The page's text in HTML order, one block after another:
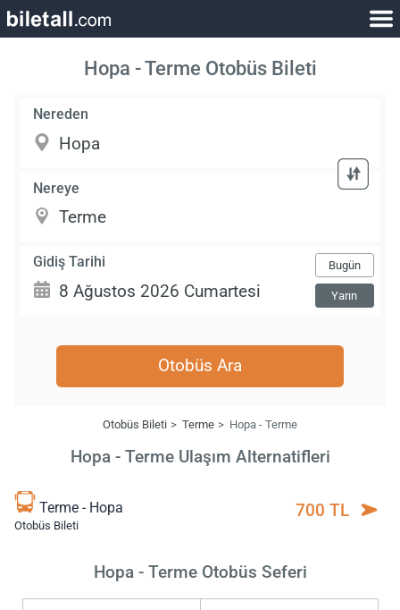
Hopa - Terme Otobüs Bileti
Nereden
Nereye
Gidiş Tarihi Bugün
Yarın
Otobüs Ara
Otobüs Bileti Terme Hopa - Terme
Hopa - Terme Ulaşım Alternatifleri
Terme - Hopa
Otobüs Bileti
700 TL
Hopa - Terme Otobüs Seferi